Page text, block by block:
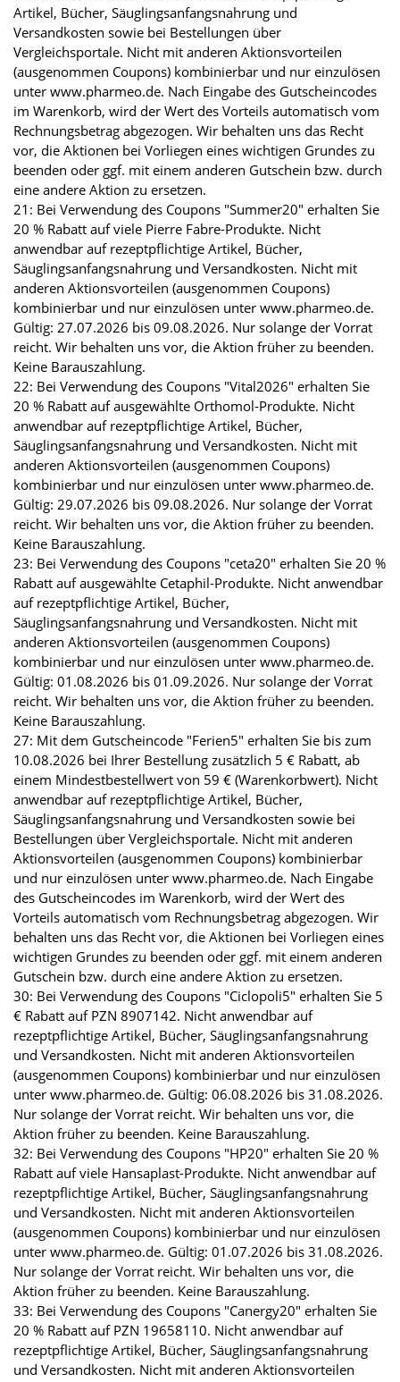
Artikel, Bücher, Säuglingsanfangsnahrung und
Versandkosten sowie bei Bestellungen über
Vergleichsportale. Nicht mit anderen Aktionsvorteilen
(ausgenommen Coupons) kombinierbar und nur einzulösen
unter www.pharmeo.de. Nach Eingabe des Gutscheincodes
im Warenkorb, wird der Wert des Vorteils automatisch vom
Rechnungsbetrag abgezogen. Wir behalten uns das Recht
vor, die Aktionen bei Vorliegen eines wichtigen Grundes zu
beenden oder ggf. mit einem anderen Gutschein bzw. durch
eine andere Aktion zu ersetzen.
21: Bei Verwendung des Coupons "Summer20" erhalten Sie
20 % Rabatt auf viele Pierre Fabre-Produkte. Nicht
anwendbar auf rezeptpflichtige Artikel, Bücher,
Säuglingsanfangsnahrung und Versandkosten. Nicht mit
anderen Aktionsvorteilen (ausgenommen Coupons)
kombinierbar und nur einzulösen unter www.pharmeo.de.
Gültig: 27.07.2026 bis 09.08.2026. Nur solange der Vorrat
reicht. Wir behalten uns vor, die Aktion früher zu beenden.
Keine Barauszahlung.
22: Bei Verwendung des Coupons "Vital2026" erhalten Sie
20 % Rabatt auf ausgewählte Orthomol-Produkte. Nicht
anwendbar auf rezeptpflichtige Artikel, Bücher,
Säuglingsanfangsnahrung und Versandkosten. Nicht mit
anderen Aktionsvorteilen (ausgenommen Coupons)
kombinierbar und nur einzulösen unter www.pharmeo.de.
Gültig: 29.07.2026 bis 09.08.2026. Nur solange der Vorrat
reicht. Wir behalten uns vor, die Aktion früher zu beenden.
Keine Barauszahlung.
23: Bei Verwendung des Coupons "ceta20" erhalten Sie 20 %
Rabatt auf ausgewählte Cetaphil-Produkte. Nicht anwendbar
auf rezeptpflichtige Artikel, Bücher,
Säuglingsanfangsnahrung und Versandkosten. Nicht mit
anderen Aktionsvorteilen (ausgenommen Coupons)
kombinierbar und nur einzulösen unter www.pharmeo.de.
Gültig: 01.08.2026 bis 01.09.2026. Nur solange der Vorrat
reicht. Wir behalten uns vor, die Aktion früher zu beenden.
Keine Barauszahlung.
27: Mit dem Gutscheincode "Ferien5" erhalten Sie bis zum
10.08.2026 bei Ihrer Bestellung zusätzlich 5 € Rabatt, ab
einem Mindestbestellwert von 59 € (Warenkorbwert). Nicht
anwendbar auf rezeptpflichtige Artikel, Bücher,
Säuglingsanfangsnahrung und Versandkosten sowie bei
Bestellungen über Vergleichsportale. Nicht mit anderen
Aktionsvorteilen (ausgenommen Coupons) kombinierbar
und nur einzulösen unter www.pharmeo.de. Nach Eingabe
des Gutscheincodes im Warenkorb, wird der Wert des
Vorteils automatisch vom Rechnungsbetrag abgezogen. Wir
behalten uns das Recht vor, die Aktionen bei Vorliegen eines
wichtigen Grundes zu beenden oder ggf. mit einem anderen
Gutschein bzw. durch eine andere Aktion zu ersetzen.
30: Bei Verwendung des Coupons "Ciclopoli5" erhalten Sie 5
€ Rabatt auf PZN 8907142. Nicht anwendbar auf
rezeptpflichtige Artikel, Bücher, Säuglingsanfangsnahrung
und Versandkosten. Nicht mit anderen Aktionsvorteilen
(ausgenommen Coupons) kombinierbar und nur einzulösen
unter www.pharmeo.de. Gültig: 06.08.2026 bis 31.08.2026.
Nur solange der Vorrat reicht. Wir behalten uns vor, die
Aktion früher zu beenden. Keine Barauszahlung.
32: Bei Verwendung des Coupons "HP20" erhalten Sie 20 %
Rabatt auf viele Hansaplast-Produkte. Nicht anwendbar auf
rezeptpflichtige Artikel, Bücher, Säuglingsanfangsnahrung
und Versandkosten. Nicht mit anderen Aktionsvorteilen
(ausgenommen Coupons) kombinierbar und nur einzulösen
unter www.pharmeo.de. Gültig: 01.07.2026 bis 31.08.2026.
Nur solange der Vorrat reicht. Wir behalten uns vor, die
Aktion früher zu beenden. Keine Barauszahlung.
33: Bei Verwendung des Coupons "Canergy20" erhalten Sie
20 % Rabatt auf PZN 19658110. Nicht anwendbar auf
rezeptpflichtige Artikel, Bücher, Säuglingsanfangsnahrung
und Versandkosten. Nicht mit anderen Aktionsvorteilen